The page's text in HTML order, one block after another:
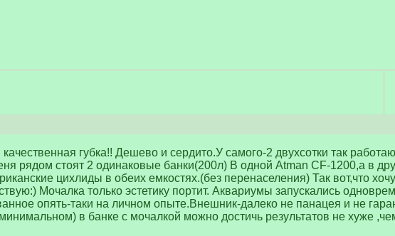
губка!! Дешево и сердито.У самого-2 двухсотки так
рядом стоят 2 одинаковые банки(200л) В одной Atman CF-1200,а в
цихлиды в обеих емкостях.(без перенаселения) Так вот,что
Мочалка только эстетику портит. Аквариумы запускались
опять-таки на личном опыте.Внешник-далеко не панацея и не
в банке с мочалкой можно достичь результатов не хуже